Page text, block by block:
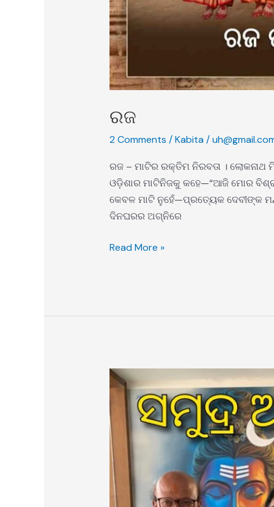
ରଜ
2 Comments /Kabita /
ରଜ – ମାଟିର ରକ୍ତିମ ନିରବତା ।
ଓଡ଼ିଶାର ମାଟିନିଜକୁ କହେ—“ଆଜି ମୋର
କେବଳ ମାଟି ନୁହେଁ—ପ୍ରତ୍ୟେକ ଦେବୀଙ୍କ
ଦିନଘରର ଅଗ୍ନିରେ
Read More »
ସମୁଦ୍ର
ଆଗରେ
ମୁଁ
ଓ
ମୋର
ଆତ୍ମା